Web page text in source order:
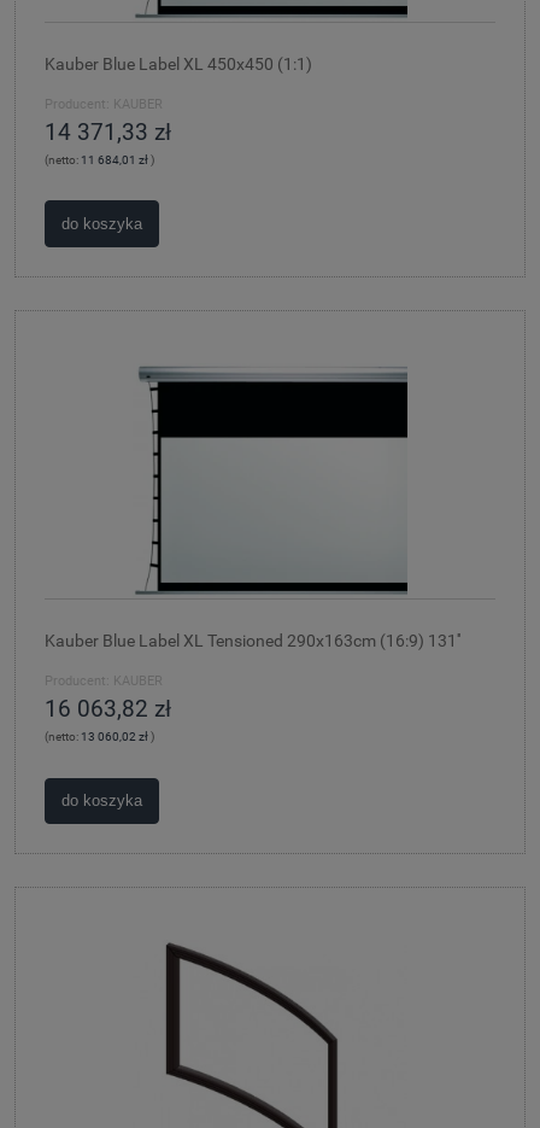
Kauber Blue Label XL 450x450 (1:1)
Producent: KAUBER
14 371,33 zł
(netto: 11 684,01 zł)
do koszyka
Kauber Blue Label XL Tensioned 290x163cm (16:9) 131''
Producent: KAUBER
16 063,82 zł
(netto: 13 060,02 zł )
do koszyka